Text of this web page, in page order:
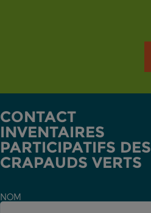
CONTACT
INVENTAIRES
PARTICIPATIFS DES
CRAPAUDS VERTS
NOM